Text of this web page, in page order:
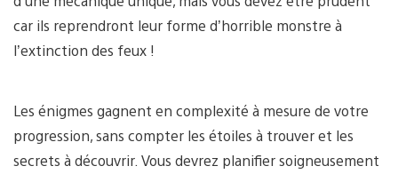
car ils reprendront leur forme d’horrible monstre à
l’extinction des feux !
Les énigmes gagnent en complexité à mesure de votre
progression, sans compter les étoiles à trouver et les
secrets à découvrir. Vous devrez planifier soigneusement